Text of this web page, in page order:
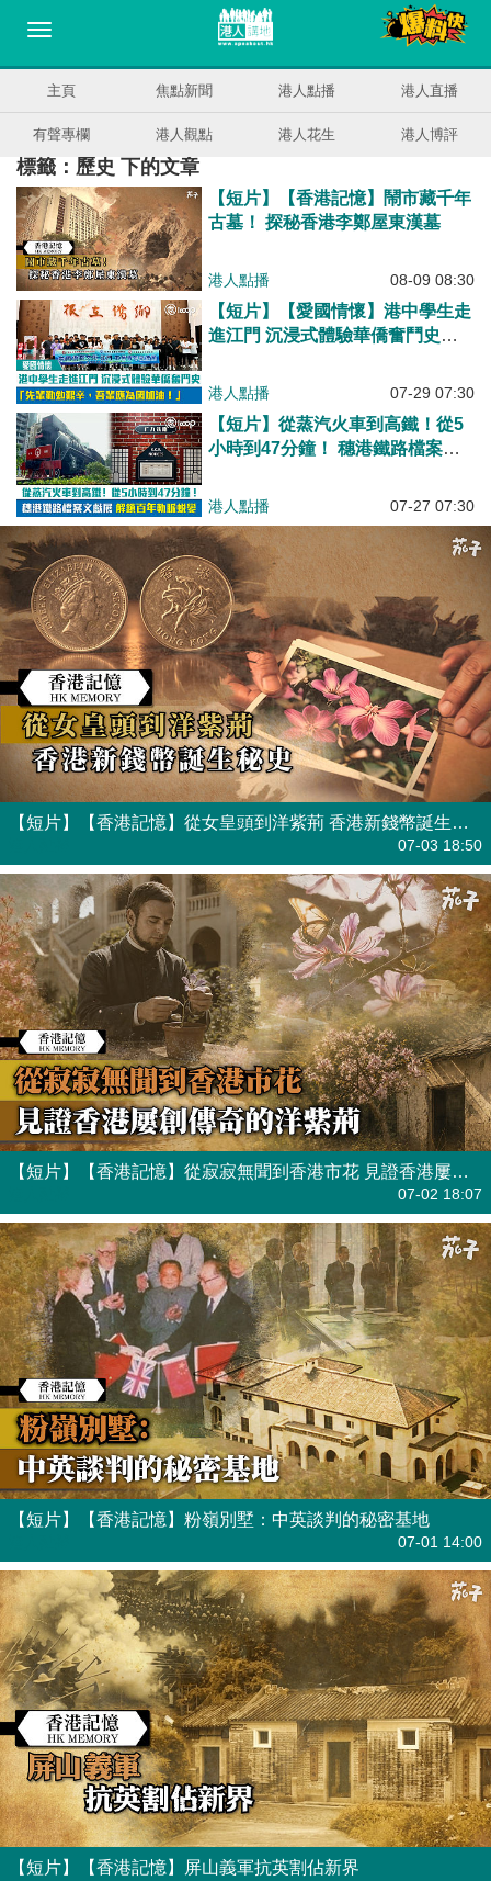
主頁 焦點新聞 港人點播 港人直播
有聲專欄 港人觀點 港人花生 港人博評
標籤：歷史 下的文章
【短片】【香港記憶】鬧市藏千年
古墓！ 探秘香港李鄭屋東漢墓
港人點播 08-09 08:30
【短片】【愛國情懷】港中學生走
進江門 沉浸式體驗華僑奮鬥史
油！」
港人點播 07-29 07:30
【短片】從蒸汽火車到高鐵！從5
小時到47分鐘！ 穗港鐵路檔案文
港人點播 07-27 07:30
【短片】【香港記憶】從女皇頭到洋紫荊 香港新錢幣誕生秘史
07-03 18:50
【短片】【香港記憶】從寂寂無聞到香港市花 見證香港屢創傳奇的洋紫荊
07-02 18:07
【短片】【香港記憶】粉嶺別墅：中英談判的秘密基地
07-01 14:00
【短片】【香港記憶】屏山義軍抗英割佔新界